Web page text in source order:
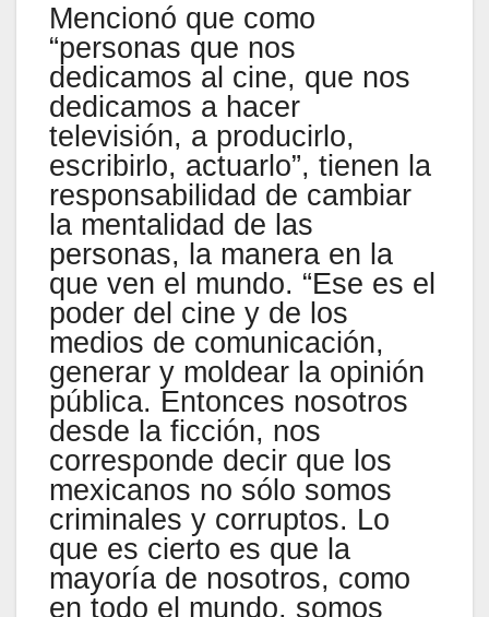
Mencionó que como
“personas que nos
dedicamos al cine, que nos
dedicamos a hacer
televisión, a producirlo,
escribirlo, actuarlo”, tienen la
responsabilidad de cambiar
la mentalidad de las
personas, la manera en la
que ven el mundo. “Ese es el
poder del cine y de los
medios de comunicación,
generar y moldear la opinión
pública. Entonces nosotros
desde la ficción, nos
corresponde decir que los
mexicanos no sólo somos
criminales y corruptos. Lo
que es cierto es que la
mayoría de nosotros, como
en todo el mundo, somos